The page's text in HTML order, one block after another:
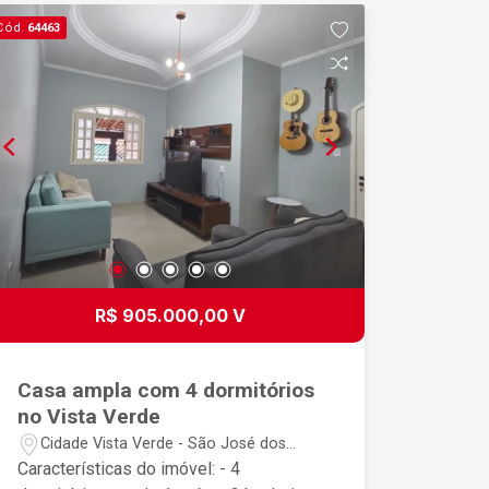
64463
R$ 905.000,00 V
Casa ampla com 4 dormitórios
no Vista Verde
Cidade Vista Verde - São José dos
Campos/SP
Características do imóvel: - 4